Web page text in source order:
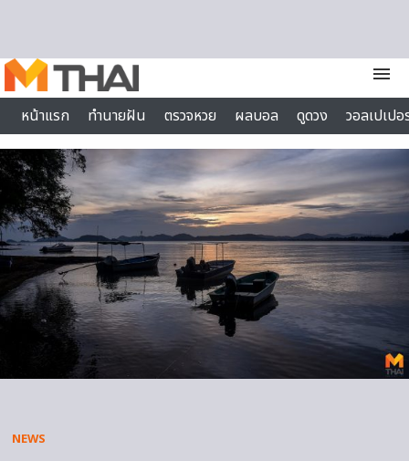
menu
หน้าแรก
ทำนายฝัน ตรวจหวย ผลบอล ดูดวง
วอลเปเป
ไลฟ์สไตล์
NEWS